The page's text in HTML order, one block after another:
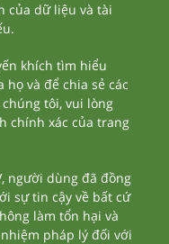
của dữ liệu và tài
khích tìm hiểu
và để chia sẻ các
tôi, vui lòng
chính xác của trang
người dùng đã đồng
sự tin cậy về bất cứ
làm tổn hại và
pháp lý đối với